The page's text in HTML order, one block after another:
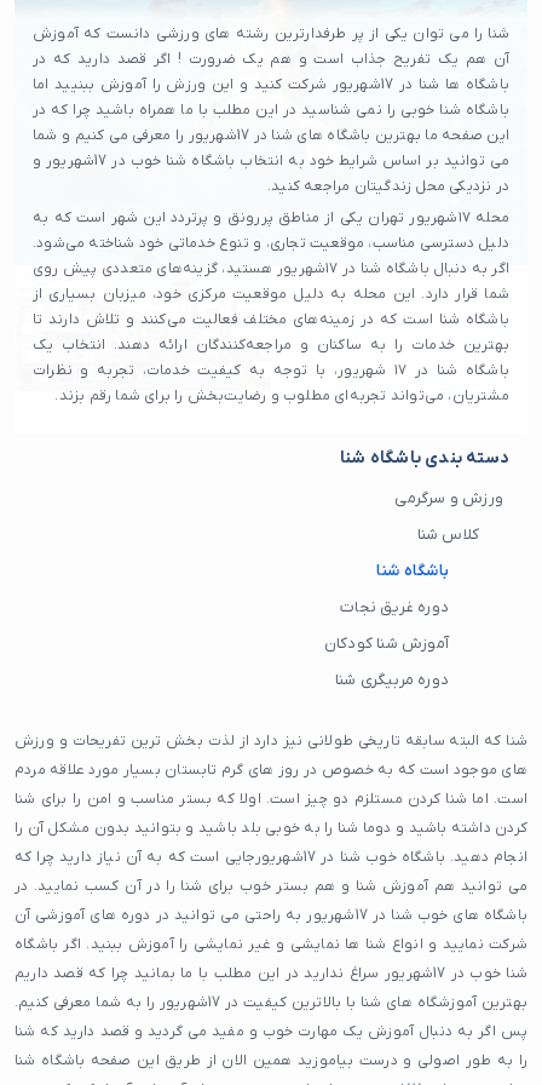
شنا را می توان یکی از پر طرفدارترین رشته های ورزشی دانست که آموزش
آن هم یک تفریح جذاب است و هم یک ضرورت ! اگر قصد دارید که در
باشگاه ها شنا در 17شهریور شرکت کنید و این ورزش را آموزش ببنیید اما
باشگاه شنا خوبی را نمی شناسید در این مطلب با ما همراه باشید چرا که در
این صفحه ما بهترین باشگاه های شنا در 17شهریور را معرفی می کنیم و شما
می توانید بر اساس شرایط خود به انتخاب باشگاه شنا خوب در 17شهریور و
در نزدیکی محل زندگیتان مراجعه کنید.
محله ۱۷شهریور تهران یکی از مناطق پررونق و پرتردد این شهر است که به
دلیل دسترسی مناسب، موقعیت تجاری، و تنوع خدماتی خود شناخته می‌شود.
اگر به دنبال باشگاه شنا در ۱۷شهریور هستید، گزینه‌های متعددی پیش روی
شما قرار دارد. این محله به دلیل موقعیت مرکزی خود، میزبان بسیاری از
باشگاه شنا‌ است که در زمینه‌های مختلف فعالیت می‌کنند و تلاش دارند تا
بهترین خدمات را به ساکنان و مراجعه‌کنندگان ارائه دهند. انتخاب یک
باشگاه شنا در ۱۷ شهریور، با توجه به کیفیت خدمات، تجربه و نظرات
مشتریان، می‌تواند تجربه‌ای مطلوب و رضایت‌بخش را برای شما رقم بزند.
دسته بندی باشگاه شنا
ورزش و سرگرمی
کلاس شنا
باشگاه شنا
دوره غریق نجات
آموزش شنا کودکان
دوره مربیگری شنا
شنا که البته سابقه تاریخی طولانی نیز دارد از لذت بخش ترین تفریحات و ورزش
های موجود است که به خصوص در روز های گرم تابستان بسیار مورد علاقه مردم
است. اما شنا کردن مستلزم دو چیز است. اولا که بستر مناسب و امن را برای شنا
کردن داشته باشید و دوما شنا را به خوبی بلد باشید و بتوانید بدون مشکل آن را
انجام دهید. باشگاه خوب شنا در 17شهریورجایی است که به آن نیاز دارید چرا که
می توانید هم آموزش شنا و هم بستر خوب برای شنا را در آن کسب نمایید. در
باشگاه های خوب شنا در 17شهریور به راحتی می توانید در دوره های آموزشی آن
شرکت نمایید و انواع شنا ها نمایشی و غیر نمایشی را آموزش ببنید. اگر باشگاه
شنا خوب در 17شهریور سراغ ندارید در این مطلب با ما بمانید چرا که قصد داریم
بهترین آموزشگاه های شنا با بالاترین کیفیت در 17شهریور را به شما معرفی کنیم.
پس اگر به دنبال آموزش یک مهارت خوب و مفید می گردید و قصد دارید که شنا
را به طور اصولی و درست بیاموزید همین الان از طریق این صفحه باشگاه شنا